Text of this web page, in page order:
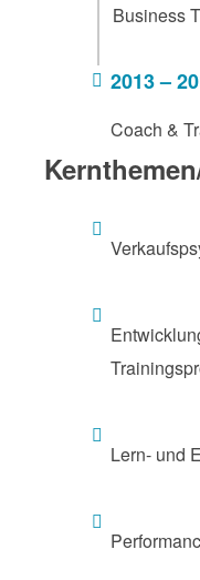
Business
2013 –
Coach &
Lern- und